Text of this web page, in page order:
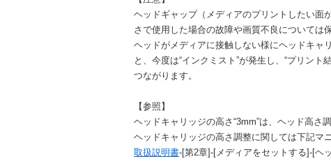
ヘッドギャップ（メディアのプリントしたい面
さで使用した場合の故障や画質不良については
ヘッドがメディアに接触しない様にヘッドキャ
と、今度は“インクミスト”が発生し、“プリン
つながります。
【参照】
ヘッドキャリッジの高さ“3mm”は、ヘッド高さ
ヘッドキャリッジの高さ調整に関しては下記マ
取扱説明書-[第2章]-[メディアをセットする]-[ヘ